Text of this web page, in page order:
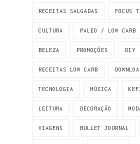
RECEITAS SALGADAS FOCUS
CULTURA PALEO / LOW
BELEZA PROMOÇÕES DIY
RECEITAS LOW CARB
TECNOLOGIA MÚSICA
LEITURA DECORAÇÃO
VIAGENS BULLET JOURNAL